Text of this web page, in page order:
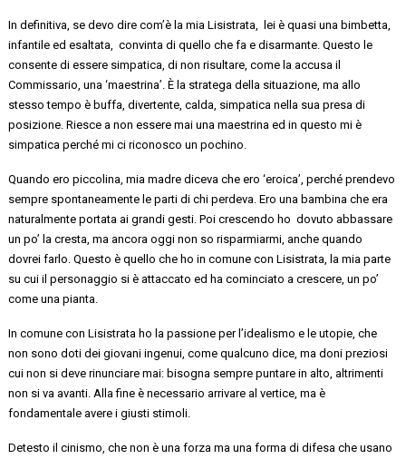
In definitiva, se devo dire com’è la miaLisistrata, lei è quasi una bimbetta,
infantile ed esaltata, convintadiquello che fa e disarmante. Questo le
consente di essere simpatica, di non risultare, come la accusa il
Commissario, una ‘maestrina’. È la stratega della situazione, ma allo
stesso tempo è buffa, divertente , calda, simpatica nella sua presa di
posizione. Riesce anon essere mai una maestrina ed in questo mi è
simpatica perché mi ci riconosco un pochino.
Quando ero piccolina, mia madre diceva che ero ‘eroica’, perché prendevo
sempre spontaneamente le parti di chi perdeva. Ero una bambina che era
naturalmente portata ai grandi gesti. Poi crescendo ho dovuto abbassare
un po’ la cresta, ma ancora oggi non so risparmiarmi, anche quando
dovrei farlo. Questo è quello che ho in comune con Lisistrata, la mia parte
su cui il personaggio si è attaccato ed ha cominciato a crescere, un po’
comeunapianta.
In comune con Lisistrata ho la passione per l’idealismo e le utopie, che
non sono doti dei giovani ingenui, come qualcunodice , ma doni preziosi
cui non si deve rinunciare mai: bisogna semprepuntare in alto, altrimenti
non si va avanti. Alla fine è necessarioarrivare al vertice , ma è
fondamentale avere i giusti stimoli.
Detesto il cinismo, che non è una forza ma una forma di difesa che usano